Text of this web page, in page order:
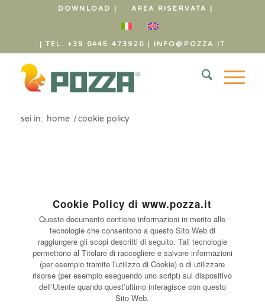
DOWNLOAD | AREA RISERVATA |
| TEL. +39 0445 473920 | INFO@POZZA.IT
sei in: home /cookie policy
Cookie Policy di www.pozza.it
Questo documento contiene informazioni in merito alle
tecnologie che consentono a questo Sito Web di
raggiungere gli scopi descritti di seguito. Tali tecnologie
permettono al Titolare di raccogliere e salvare informazioni
(per esempio tramite l’utilizzo di Cookie) o di utilizzare
risorse (per esempio eseguendo uno script) sul dispositivo
dell’Utente quando quest’ultimo interagisce con questo
Sito Web.